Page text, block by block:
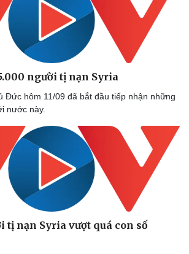
Đọc truyện đêm khuya
Cửa sổ tình yêu
Kể chuyện cho bé
Hạt giống tâm hồn
người tị nạn Syria
Đức hôm 11/09 đã bắt đầu tiếp nhận những
nước này.
tị nạn Syria vượt quá con số